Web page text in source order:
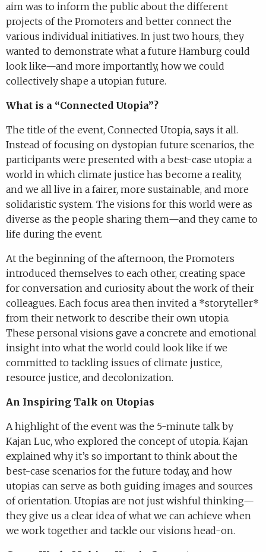
aim was to inform the public about the different
projects of the Promoters and better connect the
various individual initiatives. In just two hours, they
wanted to demonstrate what a future Hamburg could
look like—and more importantly, how we could
collectively shape a utopian future.
What is a “Connected Utopia”?
The title of the event, Connected Utopia, says it all.
Instead of focusing on dystopian future scenarios, the
participants were presented with a best-case utopia: a
world in which climate justice has become a reality,
and we all live in a fairer, more sustainable, and more
solidaristic system. The visions for this world were as
diverse as the people sharing them—and they came to
life during the event.
At the beginning of the afternoon, the Promoters
introduced themselves to each other, creating space
for conversation and curiosity about the work of their
colleagues. Each focus area then invited a *storyteller*
from their network to describe their own utopia.
These personal visions gave a concrete and emotional
insight into what the world could look like if we
committed to tackling issues of climate justice,
resource justice, and decolonization.
An Inspiring Talk on Utopias
A highlight of the event was the 5-minute talk by
Kajan Luc, who explored the concept of utopia. Kajan
explained why it’s so important to think about the
best-case scenarios for the future today, and how
utopias can serve as both guiding images and sources
of orientation. Utopias are not just wishful thinking—
they give us a clear idea of what we can achieve when
we work together and tackle our visions head-on.